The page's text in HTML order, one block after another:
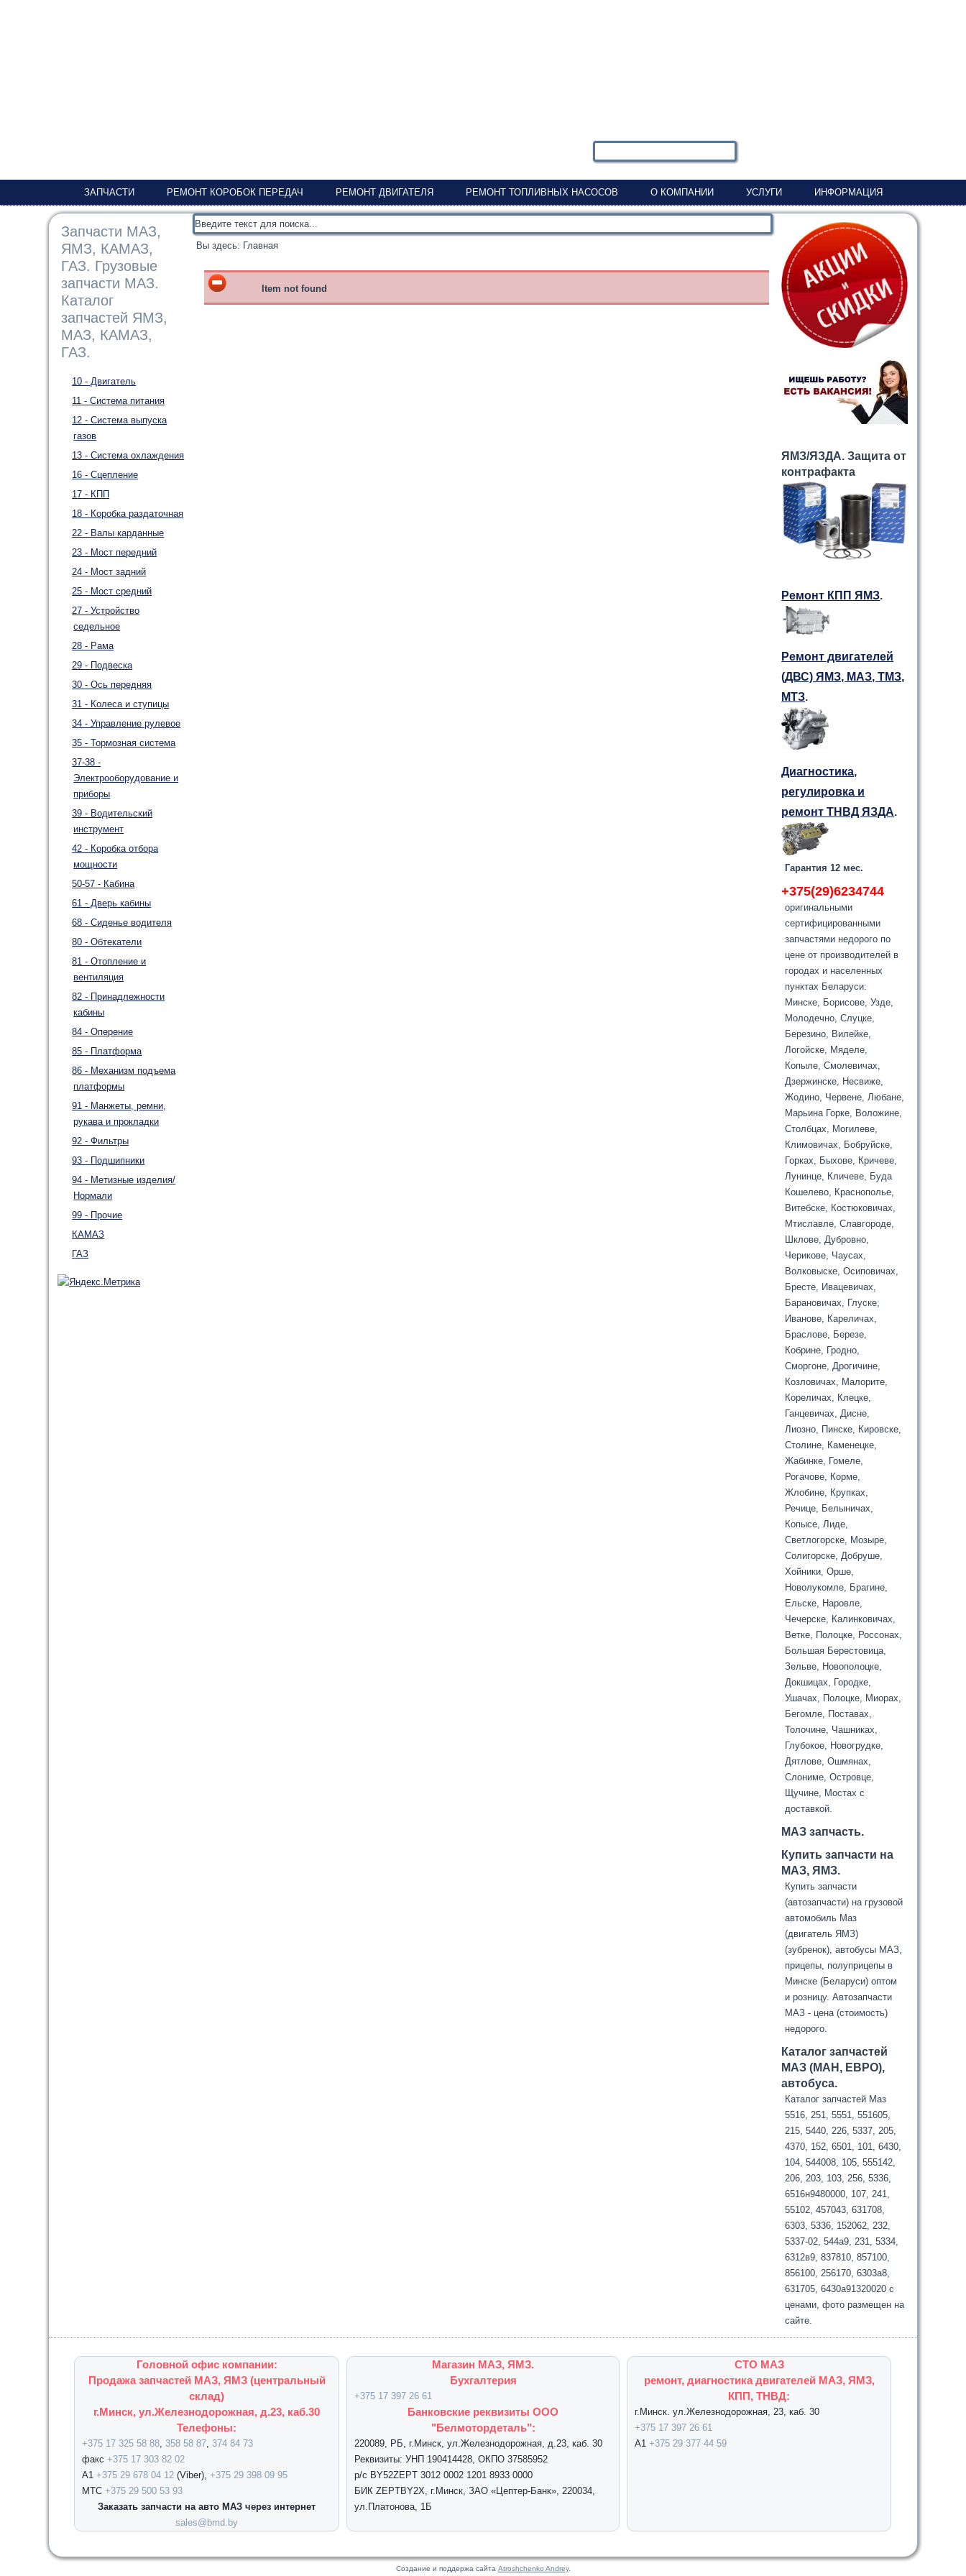
ЗАПЧАСТИ РЕМОНТ КОРОБОК ПЕРЕДАЧ РЕМОНТ ДВИГАТЕЛЯ РЕМОНТ ТОПЛИВНЫХ НАСОСОВ О КОМПАНИИ УСЛУГИ ИНФОРМАЦИЯ
Запчасти МАЗ,
ЯМЗ, КАМАЗ,
ГАЗ. Грузовые
запчасти МАЗ.
Каталог
запчастей ЯМЗ,
МАЗ, КАМАЗ,
ГАЗ.
10 - Двигатель
11 - Система питания
12 - Система выпуска
газов
13 - Система охлаждения
16 - Сцепление
17 - КПП
18 - Коробка раздаточная
22 - Валы карданные
23 - Мост передний
24 - Мост задний
25 - Мост средний
27 - Устройство
седельное
28 - Рама
29 - Подвеска
30 - Ось передняя
31 - Колеса и ступицы
34 - Управление рулевое
35 - Тормозная система
37-38 -
Электрооборудование и
приборы
39 - Водительский
инструмент
42 - Коробка отбора
мощности
50-57 - Кабина
61 - Дверь кабины
68 - Сиденье водителя
80 - Обтекатели
81 - Отопление и
вентиляция
82 - Принадлежности
кабины
84 - Оперение
85 - Платформа
86 - Механизм подъема
платформы
91 - Манжеты, ремни,
рукава и прокладки
92 - Фильтры
93 - Подшипники
94 - Метизные изделия/
Нормали
99 - Прочие
КАМАЗ
ГАЗ
Вы здесь: Главная
Item not found
ЯМЗ/ЯЗДА. Защита от
контрафакта
Ремонт КПП ЯМЗ.
Ремонт двигателей
(ДВС) ЯМЗ, МАЗ, ТМЗ,
МТЗ.
Диагностика,
регулировка и
ремонт ТНВД ЯЗДА.
Гарантия 12 мес.
+375(29)6234744
оригинальными
сертифицированными
запчастями недорого по
цене от производителей в
городах и населенных
пунктах Беларуси:
Минске, Борисове, Узде,
Молодечно, Слуцке,
Березино, Вилейке,
Логойске, Мяделе,
Копыле, Смолевичах,
Дзержинске, Несвиже,
Жодино, Червене, Любане,
Марьина Горке, Воложине,
Столбцах, Могилеве,
Климовичах, Бобруйске,
Горках, Быхове, Кричеве,
Лунинце, Кличеве, Буда
Кошелево, Краснополье,
Витебске, Костюковичах,
Мтиславле, Славгороде,
Шклове, Дубровно,
Черикове, Чаусах,
Волковыске, Осиповичах,
Бресте, Ивацевичах,
Барановичах, Глуске,
Иванове, Кареличах,
Браслове, Березе,
Кобрине, Гродно,
Сморгоне, Дрогичине,
Козловичах, Малорите,
Кореличах, Клецке,
Ганцевичах, Дисне,
Лиозно, Пинске, Кировске,
Столине, Каменецке,
Жабинке, Гомеле,
Рогачове, Корме,
Жлобине, Крупках,
Речице, Белыничах,
Копысе, Лиде,
Светлогорске, Мозыре,
Солигорске, Добруше,
Хойники, Орше,
Новолукомле, Брагине,
Ельске, Наровле,
Чечерске, Калинковичах,
Ветке, Полоцке, Россонах,
Большая Берестовица,
Зельве, Новополоцке,
Докшицах, Городке,
Ушачах, Полоцке, Миорах,
Бегомле, Поставах,
Толочине, Чашниках,
Глубокое, Новогрудке,
Дятлове, Ошмянах,
Слониме, Островце,
Щучине, Мостах с
доставкой.
МАЗ запчасть.
Купить запчасти на
МАЗ, ЯМЗ.
Купить запчасти
(автозапчасти) на грузовой
автомобиль Маз
(двигатель ЯМЗ)
(зубренок), автобусы МАЗ,
прицепы, полуприцепы в
Минске (Беларуси) оптом
и розницу. Автозапчасти
МАЗ - цена (стоимость)
недорого.
Каталог запчастей
МАЗ (МАН, ЕВРО),
автобуса.
Каталог запчастей Маз
5516, 251, 5551, 551605,
215, 5440, 226, 5337, 205,
4370, 152, 6501, 101, 6430,
104, 544008, 105, 555142,
206, 203, 103, 256, 5336,
6516н9480000, 107, 241,
55102, 457043, 631708,
6303, 5336, 152062, 232,
5337-02, 544а9, 231, 5334,
6312в9, 837810, 857100,
856100, 256170, 6303а8,
631705, 6430а91320020 с
ценами, фото размещен на
сайте.
Головной офис компании:
Продажа запчастей МАЗ, ЯМЗ (центральный
склад)
г.Минск, ул.Железнодорожная, д.23, каб.30
Телефоны:
+375 17 325 58 88, 358 58 87, 374 84 73
факс+375 17 303 82 02
А1+375 29 678 04 12 (Viber),+375 29 398 09 95
МТС+375 29 500 53 93
Заказать запчасти на авто МАЗ через интернет
sales@bmd.by
Магазин МАЗ, ЯМЗ.
Бухгалтерия
+375 17 397 26 61
Банковские реквизиты ООО
"Белмотордеталь":
220089, РБ, г.Минск, ул.Железнодорожная, д.23, каб. 30
Реквизиты: УНП 190414428, ОКПО 37585952
р/с BY52ZEPT 3012 0002 1201 8933 0000
БИК ZEPTBY2X, г.Минск, ЗАО «Цептер-Банк», 220034,
ул.Платонова, 1Б
СТО МАЗ
ремонт, диагностика двигателей МАЗ, ЯМЗ,
КПП, ТНВД:
г.Минск. ул.Железнодорожная, 23, каб. 30
+375 17 397 26 61
А1+375 29 377 44 59
Создание и поддержа сайта Atroshchenko Andrey.